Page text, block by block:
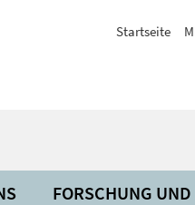
Startseite
FORSCHUNG